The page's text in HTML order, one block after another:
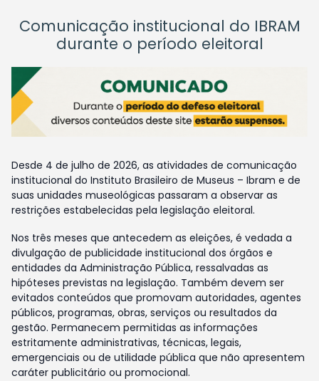
Comunicação institucional do IBRAM
durante o período eleitoral
Desde 4 de julho de 2026, as atividades de comunicação
institucional do Instituto Brasileiro de Museus – Ibram e de
suas unidades museológicas passaram a observar as
restrições estabelecidas pela legislação eleitoral.
Nos três meses que antecedem as eleições, é vedada a
divulgação de publicidade institucional dos órgãos e
entidades da Administração Pública, ressalvadas as
hipóteses previstas na legislação. Também devem ser
evitados conteúdos que promovam autoridades, agentes
públicos, programas, obras, serviços ou resultados da
gestão. Permanecem permitidas as informações
estritamente administrativas, técnicas, legais,
emergenciais ou de utilidade pública que não apresentem
caráter publicitário ou promocional.